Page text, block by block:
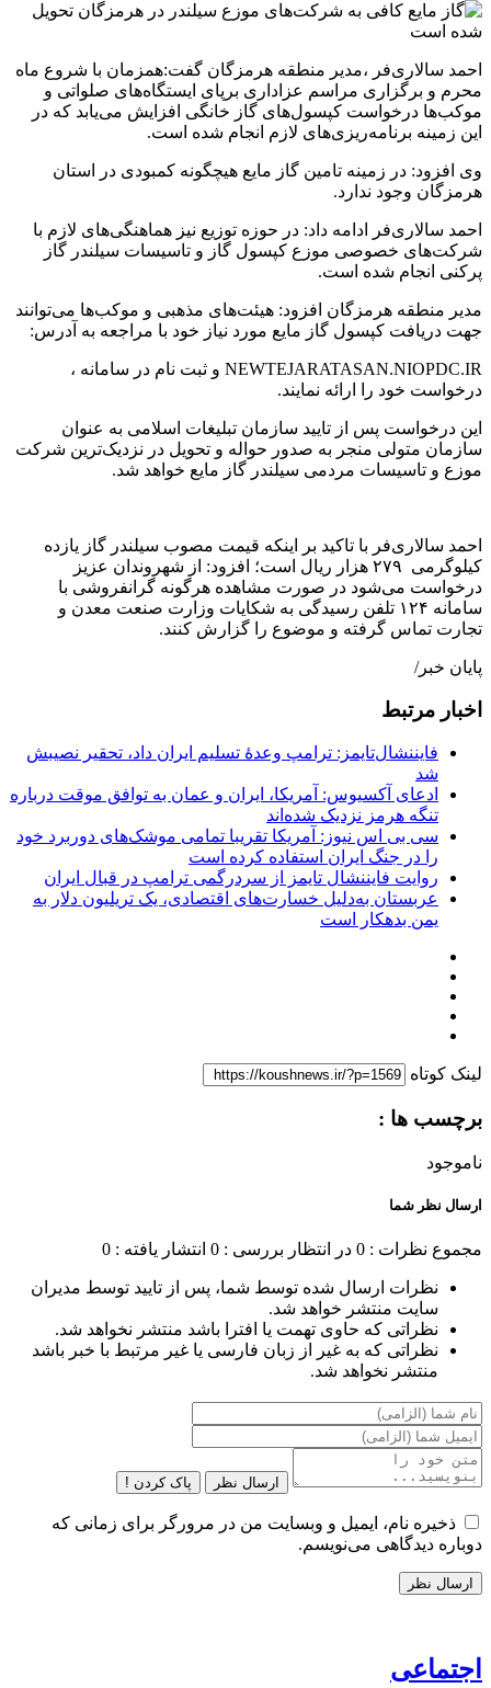
احمد سالاری‌فر ،مدیر منطقه هرمزگان گفت:همزمان با شروع ماه
محرم و برگزاری مراسم عزاداری برپای ایستگاه‌های صلواتی و
موکب‌ها درخواست کپسول‌های گاز خانگی افزایش می‌یابد که در
این زمینه برنامه‌ریزی‌های لازم انجام شده است.
وی افزود: در زمینه تامین گاز مایع هیچگونه کمبودی در استان
هرمزگان وجود ندارد.
احمد سالاری‌فر ادامه داد: در حوزه توزیع نیز هماهنگی‌های لازم با
شرکت‌های خصوصی موزع کپسول گاز و تاسیسات سیلندر گاز
پرکنی انجام شده است.
مدیر منطقه هرمزگان افزود: هیئت‌های مذهبی و موکب‌ها می‌توانند
جهت دریافت کپسول گاز مایع مورد نیاز خود با مراجعه به آدرس:
NEWTEJARATASAN.NIOPDC.IR و ثبت نام در سامانه ،
درخواست خود را ارائه نمایند.
این درخواست پس از تایید سازمان تبلیغات اسلامی به عنوان
سازمان متولی منجر به صدور حواله و تحویل در نزدیک‌ترین شرکت
موزع و تاسیسات مردمی سیلندر گاز مایع خواهد شد.
احمد سالاری‌فر با تاکید بر اینکه قیمت مصوب سیلندر گاز یازده
کیلوگرمی ٢٧٩ هزار ریال است؛ افزود: از شهروندان عزیز
درخواست می‌شود در صورت مشاهده هرگونه گرانفروشی با
سامانه ۱۲۴ تلفن رسیدگی به شکایات وزارت صنعت معدن و
تجارت تماس گرفته و موضوع را گزارش کنند.
پایان خبر/
اخبار مرتبط
فایننشال‌تایمز: ترامپ وعدۀ تسلیم ایران داد، تحقیر نصیبش
شد
ادعای آکسیوس: آمریکا، ایران و عمان به توافق موقت درباره
تنگه هرمز نزدیک شده‌اند
سی بی اس نیوز: آمریکا تقریبا تمامی موشک‌های دوربرد خود
را در جنگ ایران استفاده کرده است
روایت فایننشال تایمز از سردرگمی ترامپ در قبال ایران
عربستان به‌دلیل خسارت‌های اقتصادی، یک تریلیون دلار به
یمن بدهکار است
لینک کوتاه
برچسب ها :
ناموجود
ارسال نظر شما
مجموع نظرات : 0 در انتظار بررسی : 0 انتشار یافته : 0
نظرات ارسال شده توسط شما، پس از تایید توسط مدیران
سایت منتشر خواهد شد.
نظراتی که حاوی تهمت یا افترا باشد منتشر نخواهد شد.
نظراتی که به غیر از زبان فارسی یا غیر مرتبط با خبر باشد
منتشر نخواهد شد.
ارسال نظر پاک کردن !
ذخیره نام، ایمیل و وبسایت من در مرورگر برای زمانی که
دوباره دیدگاهی می‌نویسم.
اجتماعی